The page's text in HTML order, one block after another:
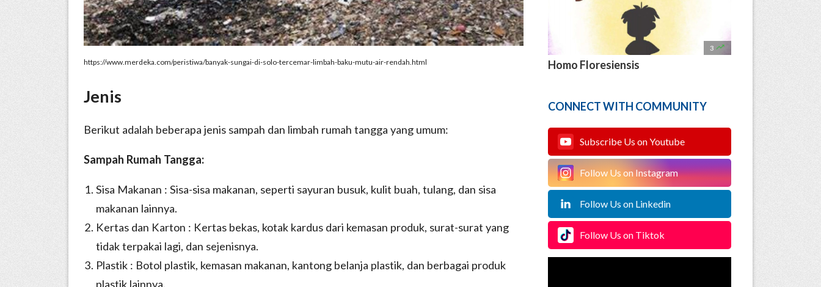
https://www.merdeka.com/peristiwa/banyak-sungai-di-solo-tercemar-limbah-baku-mutu-air-rendah.html
Jenis
Berikut adalah beberapa jenis sampah dan limbah rumah tangga yang umum:
Sampah Rumah Tangga:
Sisa Makanan : Sisa-sisa makanan, seperti sayuran busuk, kulit buah, tulang, dan sisa
makanan lainnya.
Kertas dan Karton : Kertas bekas, kotak kardus dari kemasan produk, surat-surat yang
tidak terpakai lagi, dan sejenisnya.
Plastik : Botol plastik, kemasan makanan, kantong belanja plastik, dan berbagai produk
plastik lainnya.
3 
Homo Floresiensis
CONNECT WITH COMMUNITY
Subscribe Us on Youtube
Follow Us on Instagram
Follow Us on Linkedin
Follow Us on Tiktok